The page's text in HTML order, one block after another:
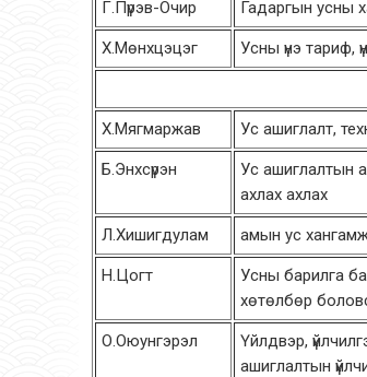
Г.Пүрэв-Очир Гадаргын усны
Х.Мөнхцэцэг Усны үнэ тариф,
Х.Мягмаржав Ус ашиглалт,
Б.Энхсүрэн
Ус ашиглалтын
ахлах ахлах
Л.Хишигдулам амын ус хангамж,
Н.Цогт
Усны барилга
хөтөлбөр
О.Оюунгэрэл
Үйлдвэр,
ашиглалтын